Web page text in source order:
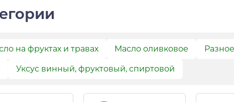
на фруктах и травах Масло оливковое
Уксус винный, фруктовый, спиртовой